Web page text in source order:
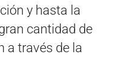
y hasta la
cantidad de
a través de la